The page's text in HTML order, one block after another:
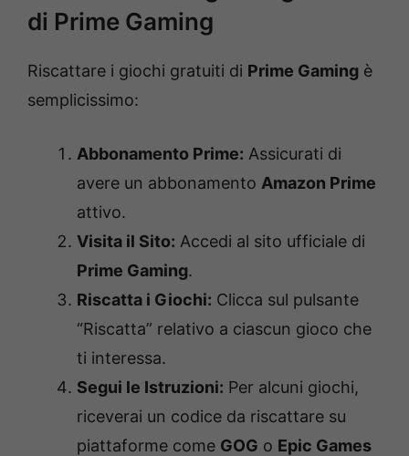
di Prime Gaming
Riscattare i giochi gratuiti di Prime Gaming è
semplicissimo:
Abbonamento Prime: Assicurati di
avere un abbonamento Amazon Prime
attivo.
Visita il Sito: Accedi al sito ufficiale di
Prime Gaming.
Riscatta i Giochi: Clicca sul pulsante
“Riscatta” relativo a ciascun gioco che
ti interessa.
Segui le Istruzioni: Per alcuni giochi,
riceverai un codice da riscattare su
piattaforme come GOG o Epic Games